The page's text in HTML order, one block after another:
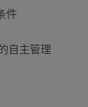
件
自主管理